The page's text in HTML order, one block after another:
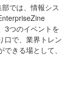
では、情報シス
3つのイベントを
口で、業界トレン
きる場として、